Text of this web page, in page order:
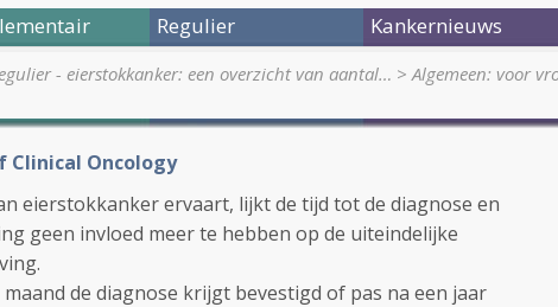
Regulier Kankernieuws
- eierstokkanker: een overzicht van aantal… >Algemeen: voor
Clinical Oncology
eierstokkanker ervaart, lijkt de tijd tot de diagnose en
geen invloed meer te hebben op de uiteindelijke
de diagnose krijgt bevestigd of pas na een jaar